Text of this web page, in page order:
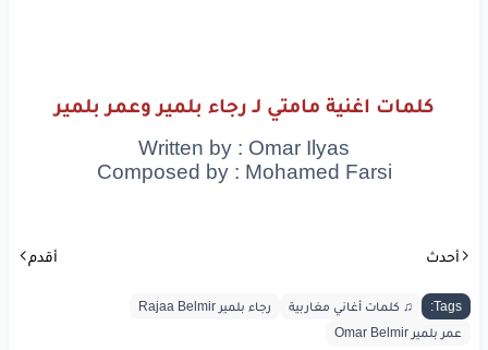
كلمات اغنية مامتي لـ رجاء بلمير وعمر بلمير
Written by : Omar Ilyas
Composed by : Mohamed Farsi
أحدث أقدم
Tags: ♫ كلمات أغاني مغاربية
رجاء بلمير Rajaa Belmir
عمر بلمير Omar Belmir